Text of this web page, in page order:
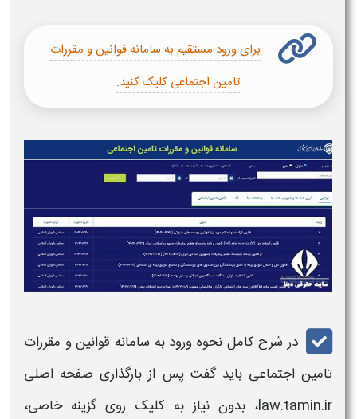
برای ورود مستقیم به سامانه قوانین و مقررات
تامین اجتماعی کلیک کنید.
در شرح کامل نحوه ورود به سامانه قوانین و مقررات
تامین اجتماعی باید گفت پس از بارگذاری صفحه اصلی
law.tamin.ir، بدون نیاز به کلیک روی گزینه خاصی،